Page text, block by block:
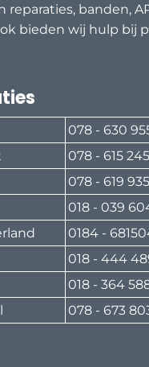
reparaties, banden,
bieden wij hulp bij
078 - 630
078 - 615
078 - 619
018 - 039
0184 -
018 - 444
018 - 364
078 - 673